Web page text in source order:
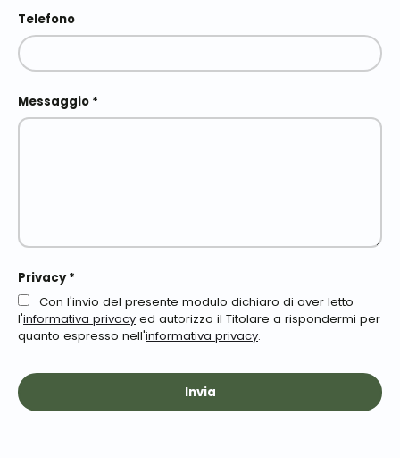
Telefono
Messaggio
Privacy *
Con l'invio del presente modulo dichiaro di aver letto
l'informativa privacy ed autorizzo il Titolare a rispondermi per
quanto espresso nell'informativa privacy.
Invia